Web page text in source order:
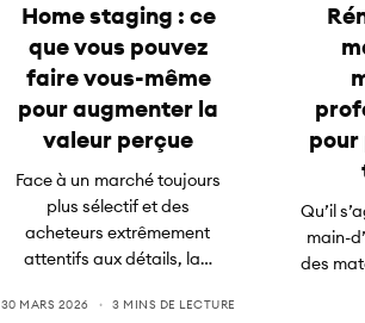
Home staging : ce
que vous pouvez
faire vous-même
pour augmenter la
valeur perçue
Face à un marché toujours
plus sélectif et des
acheteurs extrêmement
attentifs aux détails, la…
30 MARS 2026 3 MINS DE LECTURE
pour
Qu’il
main-
des